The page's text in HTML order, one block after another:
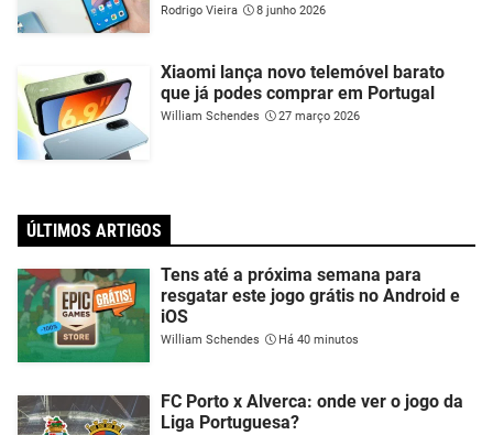
Rodrigo Vieira 8 junho 2026
Xiaomi lança novo telemóvel barato
que já podes comprar em Portugal
William Schendes 27 março 2026
ÚLTIMOS ARTIGOS
Tens até a próxima semana para
resgatar este jogo grátis no Android e
iOS
William Schendes Há 40 minutos
FC Porto x Alverca: onde ver o jogo da
Liga Portuguesa?